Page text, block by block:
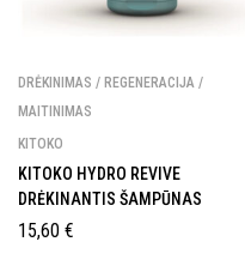
DRĖKINIMAS / REGENERACIJA /
MAITINIMAS
KITOKO
KITOKO HYDRO REVIVE
DRĖKINANTIS ŠAMPŪNAS
15,60 €